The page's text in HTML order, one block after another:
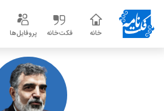
خانه فکت‌خانه پروفایل‌ها